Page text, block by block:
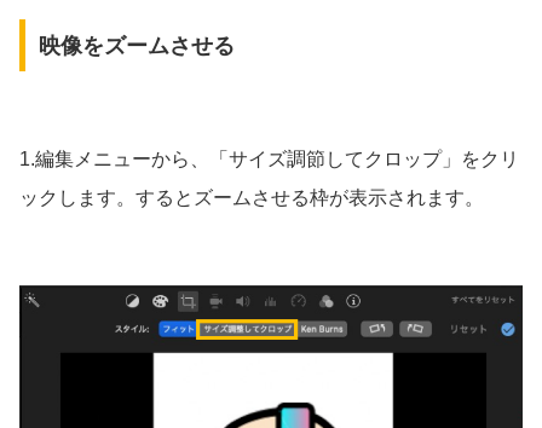
映像をズームさせる
1.編集メニューから、「サイズ調節してクロップ」をクリ
ックします。するとズームさせる枠が表示されます。